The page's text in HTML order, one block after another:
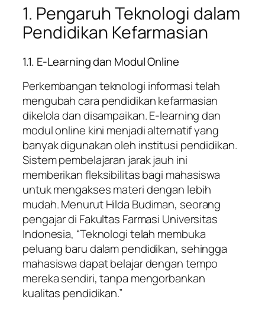
1. Pengaruh Teknologi dalam
Pendidikan Kefarmasian
1.1. E-Learning dan Modul Online
Perkembangan teknologi informasi telah
mengubah cara pendidikan kefarmasian
dikelola dan disampaikan. E-learning dan
modul online kini menjadi alternatif yang
banyak digunakan oleh institusi pendidikan.
Sistem pembelajaran jarak jauh ini
memberikan fleksibilitas bagi mahasiswa
untuk mengakses materi dengan lebih
mudah. Menurut Hilda Budiman, seorang
pengajar di Fakultas Farmasi Universitas
Indonesia, “Teknologi telah membuka
peluang baru dalam pendidikan, sehingga
mahasiswa dapat belajar dengan tempo
mereka sendiri, tanpa mengorbankan
kualitas pendidikan.”